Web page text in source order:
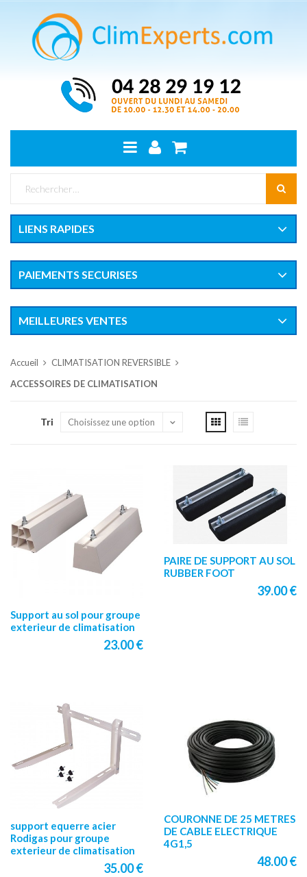
LIENS RAPIDES
PAIEMENTS SECURISES
MEILLEURES VENTES
Accueil
CLIMATISATION REVERSIBLE
ACCESSOIRES DE CLIMATISATION
Tri
Support au sol pour groupe
exterieur de climatisation
23.00 €
PAIRE DE SUPPORT AU SOL
RUBBER FOOT
39.00 €
support equerre acier
Rodigas pour groupe
exterieur de climatisation
35.00 €
COURONNE DE 25 METRES
DE CABLE ELECTRIQUE
4G1,5
48.00 €